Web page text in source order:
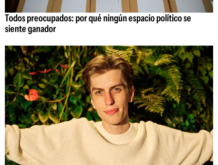
Todos preocupados: por qué ningún espacio político se
siente ganador